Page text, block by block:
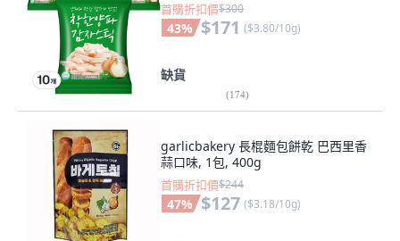
首購折扣價$300
43% $171 ($3.80/10g)
缺貨
(174)
garlicbakery 長棍麵包餅乾 巴西里香
蒜口味, 1包, 400g
首購折扣價$244
47% $127 ($3.18/10g)